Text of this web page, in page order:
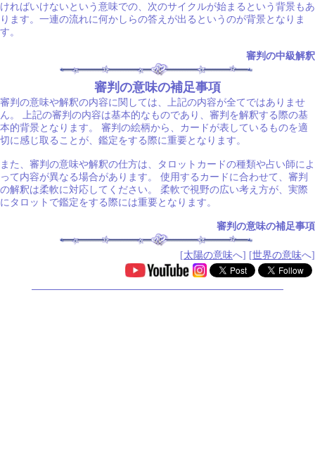
ければいけないという意味での、次のサイクルが始まるという背景もあ
ります。一連の流れに何かしらの答えが出るというのが背景となりま
す。
審判の中級解釈
審判の意味の補足事項
審判の意味や解釈の内容に関しては、上記の内容が全てではありませ
ん。 上記の審判の内容は基本的なものであり、審判を解釈する際の基
本的背景となります。 審判の絵柄から、カードが表しているものを適
切に感じ取ることが、鑑定をする際に重要となります。
また、審判の意味や解釈の仕方は、タロットカードの種類や占い師によ
って内容が異なる場合があります。 使用するカードに合わせて、審判
の解釈は柔軟に対応してください。 柔軟で視野の広い考え方が、実際
にタロットで鑑定をする際には重要となります。
審判の意味の補足事項
[太陽の意味へ] [世界の意味へ]